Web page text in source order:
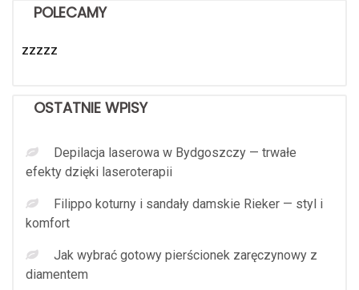
POLECAMY
zzzzz
OSTATNIE WPISY
Depilacja laserowa w Bydgoszczy — trwałe
efekty dzięki laseroterapii
Filippo koturny i sandały damskie Rieker — styl i
komfort
Jak wybrać gotowy pierścionek zaręczynowy z
diamentem